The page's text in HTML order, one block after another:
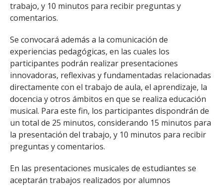
trabajo, y 10 minutos para recibir preguntas y
comentarios.
Se convocará además a la comunicación de
experiencias pedagógicas, en las cuales los
participantes podrán realizar presentaciones
innovadoras, reflexivas y fundamentadas relacionadas
directamente con el trabajo de aula, el aprendizaje, la
docencia y otros ámbitos en que se realiza educación
musical. Para este fin, los participantes dispondrán de
un total de 25 minutos, considerando 15 minutos para
la presentación del trabajo, y 10 minutos para recibir
preguntas y comentarios.
En las presentaciones musicales de estudiantes se
aceptarán trabajos realizados por alumnos